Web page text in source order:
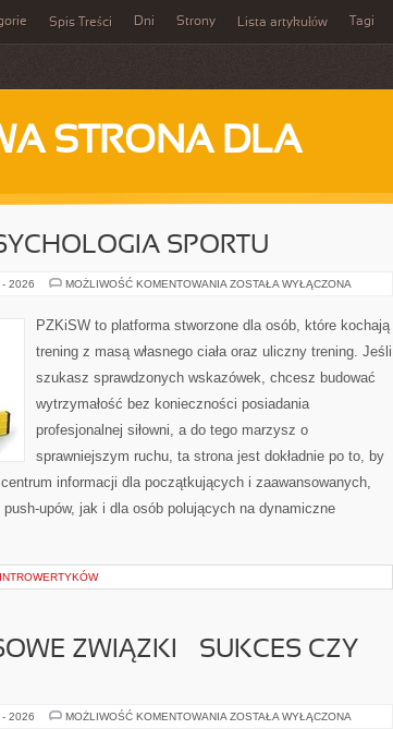
Spis Treści Dni Strony Lista artykułów Tagi
STRONA DLA
SPORTU
2026 MOŻLIWOŚĆ KOMENTOWANIA MOTYWACJA
SPORTU
ZOSTAŁA WYŁĄCZONA
PZKiSW to platforma stworzone dla osób, które kochają
trening z masą własnego ciała oraz uliczny trening. Jeśli
szukasz sprawdzonych wskazówek, chcesz budować
wytrzymałość bez konieczności posiadania
profesjonalnej siłowni, a do tego marzysz o
sprawniejszym ruchu, ta strona jest dokładnie po to, by
informacji dla początkujących i zaawansowanych,
upów, jak i dla osób polujących na dynamiczne
ZWIĄZKI – SUKCES CZY
2026 MOŻLIWOŚĆ KOMENTOWANIA DŁUGODYSTANSOWE
ZOSTAŁA WYŁĄCZONA